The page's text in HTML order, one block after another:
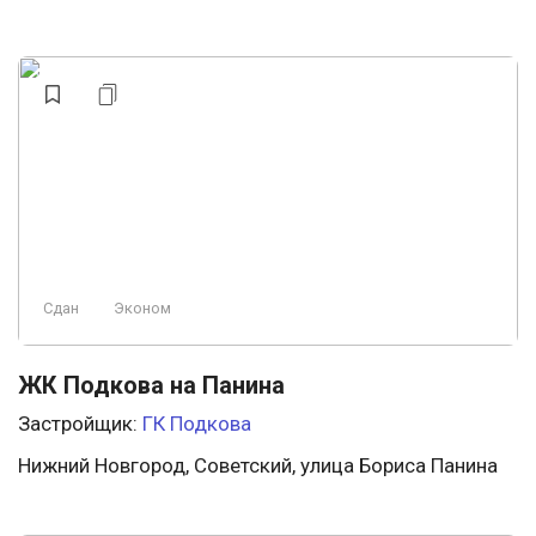
Сдан Эконом
ЖК Подкова на Панина
Застройщик: ГК Подкова
Нижний Новгород, Советский, улица Бориса Панина